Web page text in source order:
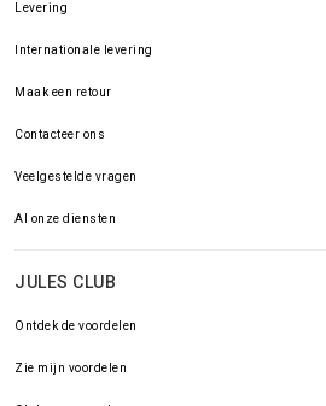
Levering
Internationale levering
Maak een retour
Contacteer ons
Veelgestelde vragen
Al onze diensten
JULES CLUB
Ontdek de voordelen
Zie mijn voordelen